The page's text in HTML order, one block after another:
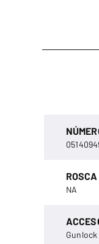
ROSCA
NA
Gunlock